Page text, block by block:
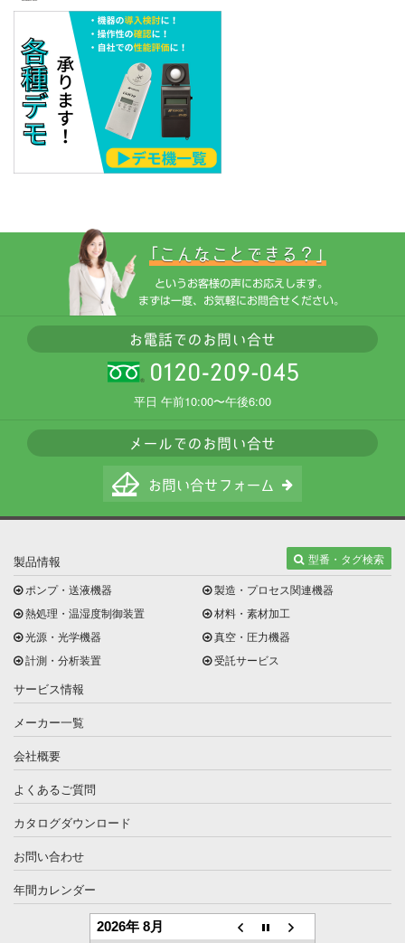
平日 午前10:00〜午後6:00
製品情報
型番・タグ検索
ポンプ・送液機器
熱処理・温湿度制御装置
光源・光学機器
計測・分析装置
製造・プロセス関連機器
材料・素材加工
真空・圧力機器
受託サービス
サービス情報
メーカー一覧
会社概要
よくあるご質問
カタログダウンロード
お問い合わせ
年間カレンダー
2026年 8月